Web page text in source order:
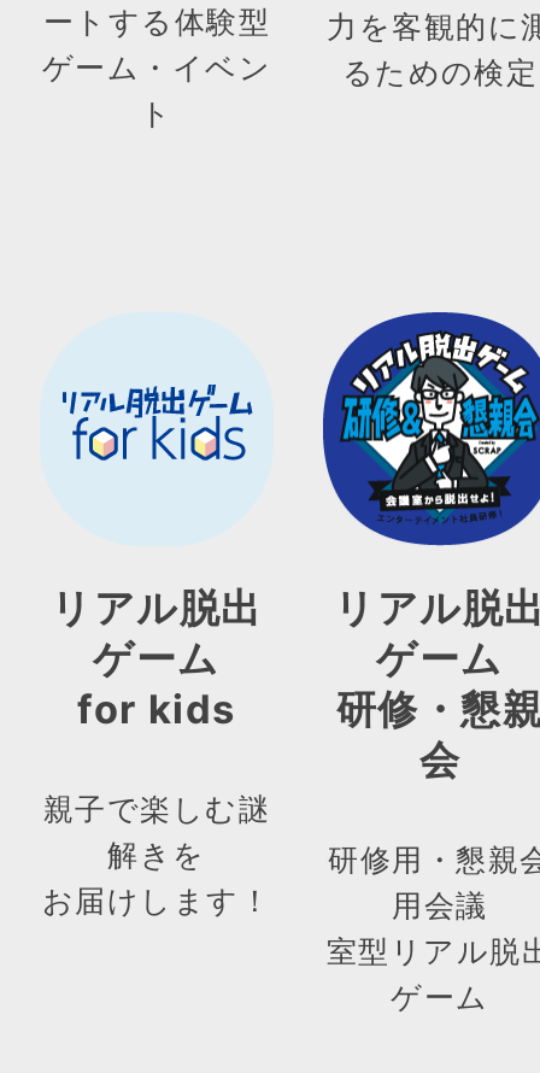
ートする体験型
ゲーム・イベン
ト
力を客観的に
るための検定
リアル脱出
ゲーム
for kids
親子で楽しむ謎
解きを
お届けします！
リアル脱
ゲーム
研修・懇
会
研修用・懇親
用会議
室型リアル脱
ゲーム